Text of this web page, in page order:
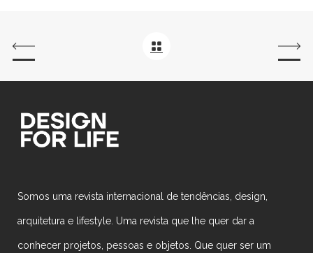
Somos uma revista internacional de tendências, design,
arquitetura e lifestyle. Uma revista que lhe quer dar a
conhecer projetos, pessoas e objetos. Que quer ser um